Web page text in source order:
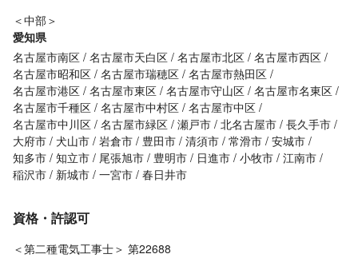
＜中部＞
愛知県
名古屋市南区 名古屋市天白区 名古屋市北区 名古屋市西区
名古屋市昭和区 名古屋市瑞穂区 名古屋市熱田区
名古屋市港区 名古屋市東区 名古屋市守山区 名古屋市名東区
名古屋市千種区 名古屋市中村区 名古屋市中区
名古屋市中川区 名古屋市緑区 瀬戸市 北名古屋市 長久手市
大府市 犬山市 岩倉市 豊田市 清須市 常滑市 安城市
知多市 知立市 尾張旭市 豊明市 日進市 小牧市 江南市
稲沢市
新城市 一宮市 春日井市
資格・許認可
＜第二種電気工事士＞ 第22688